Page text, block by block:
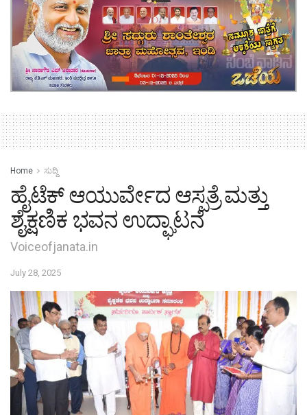
Home ಸುದ್ದಿ
ಹೈಟೆಕ್ ಆಯುರ್ವೇದ ಆಸ್ಪತ್ರೆ ಮತ್ತು
ಶೈಕ್ಷಣಿಕ ಭವನ ಉದ್ಘಾಟನೆ
Voiceofjanata.in
July 28, 2025